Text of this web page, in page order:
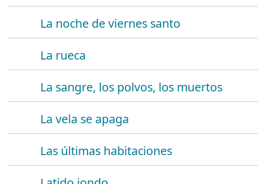
La noche de viernes santo
La rueca
La sangre, los polvos, los muertos
La vela se apaga
Las últimas habitaciones